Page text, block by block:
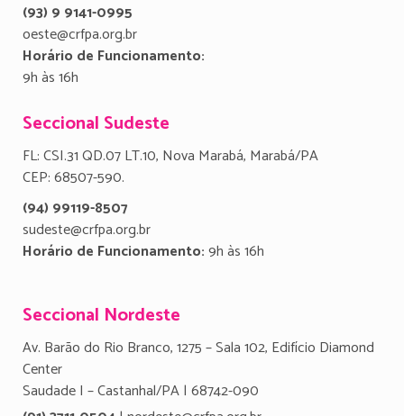
(93) 9 9141-0995
oeste@crfpa.org.br
Horário de Funcionamento:
9h às 16h
Seccional Sudeste
FL: CSI.31 QD.07 LT.10, Nova Marabá, Marabá/PA
CEP: 68507-590.
(94) 99119-8507
sudeste@crfpa.org.br
Horário de Funcionamento:9h às 16h
Seccional Nordeste
Av. Barão do Rio Branco, 1275 – Sala 102, Edifício Diamond
Center
Saudade I – Castanhal/PA | 68742-090